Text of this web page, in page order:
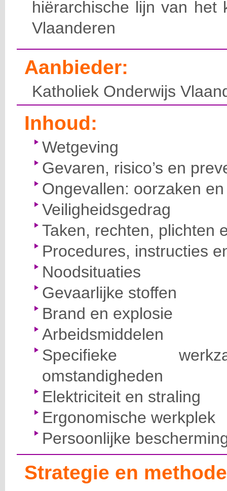
hiërarchische lijn van het
Vlaanderen
Aanbieder:
Katholiek Onderwijs
Inhoud:
Wetgeving
Gevaren, risico’s en
Ongevallen: oorzaken
Veiligheidsgedrag
Taken, rechten, plichten
Procedures, instructies
Noodsituaties
Gevaarlijke stoffen
Brand en explosie
Arbeidsmiddelen
Specifieke
omstandigheden
Elektriciteit en straling
Ergonomische werkplek
Persoonlijke
Strategie en